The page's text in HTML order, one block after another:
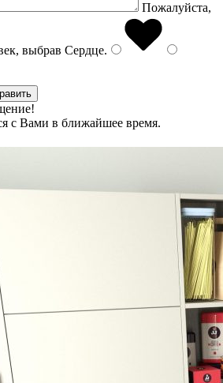
Пожалуйста,
выбрав Сердце.
с Вами в ближайшее время.